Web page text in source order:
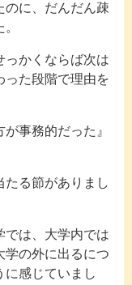
のに、だんだん疎
っかくならば次は
った段階で理由を
事務的だった』
たる節がありまし
では、大学内では
学の外に出るにつ
に感じていまし